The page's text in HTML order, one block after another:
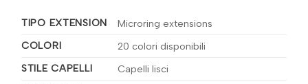
TIPO EXTENSION
Microring extensions
COLORI
20 colori disponibili
STILE CAPELLI
Capelli lisci